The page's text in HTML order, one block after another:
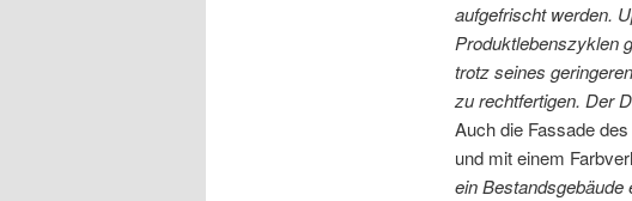
aufgefrischt werden.
Produktlebenszyklen
trotz seines
zu rechtfertigen. Der
Auch die Fassade
und mit einem
ein Bestandsgebäude